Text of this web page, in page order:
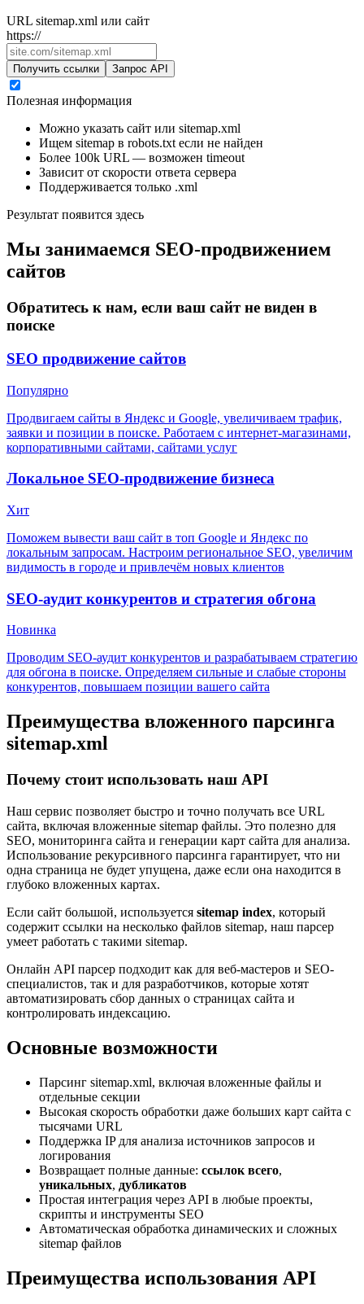
URL sitemap.xml или сайт
https://
Получить ссылки Запрос API
Полезная информация
Можно указать сайт или sitemap.xml
Ищем sitemap в robots.txt если не найден
Более 100k URL — возможен timeout
Зависит от скорости ответа сервера
Поддерживается только .xml
Результат появится здесь
Мы занимаемся SEO-продвижением
сайтов
Обратитесь к нам, если ваш сайт не виден в
поиске
SEO продвижение сайтов
Популярно
Продвигаем сайты в Яндекс и Google, увеличиваем трафик,
заявки и позиции в поиске. Работаем с интернет-магазинами,
корпоративными сайтами, сайтами услуг
Локальное SEO-продвижение бизнеса
Хит
Поможем вывести ваш сайт в топ Google и Яндекс по
локальным запросам. Настроим региональное SEO, увеличим
видимость в городе и привлечём новых клиентов
SEO-аудит конкурентов и стратегия обгона
Новинка
Проводим SEO-аудит конкурентов и разрабатываем стратегию
для обгона в поиске. Определяем сильные и слабые стороны
конкурентов, повышаем позиции вашего сайта
Преимущества вложенного парсинга
sitemap.xml
Почему стоит использовать наш API
Наш сервис позволяет быстро и точно получать все URL
сайта, включая вложенные sitemap файлы. Это полезно для
SEO, мониторинга сайта и генерации карт сайта для анализа.
Использование рекурсивного парсинга гарантирует, что ни
одна страница не будет упущена, даже если она находится в
глубоко вложенных картах.
Если сайт большой, используется sitemap index, который
содержит ссылки на несколько файлов sitemap, наш парсер
умеет работать с такими sitemap.
Онлайн API парсер подходит как для веб-мастеров и SEO-
специалистов, так и для разработчиков, которые хотят
автоматизировать сбор данных о страницах сайта и
контролировать индексацию.
Основные возможности
Парсинг sitemap.xml, включая вложенные файлы и
отдельные секции
Высокая скорость обработки даже больших карт сайта с
тысячами URL
Поддержка IP для анализа источников запросов и
логирования
Возвращает полные данные: ссылок всего,
уникальных, дубликатов
Простая интеграция через API в любые проекты,
скрипты и инструменты SEO
Автоматическая обработка динамических и сложных
sitemap файлов
Преимущества использования API